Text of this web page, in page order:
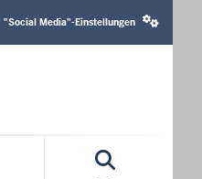
"Social Media"-Einstellungen